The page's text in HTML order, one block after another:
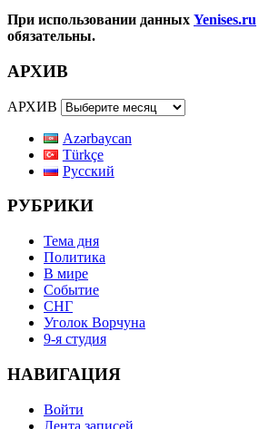
При использовании данных Yenises.ru
обязательны.
АРХИВ
АРХИВ
Azərbaycan
Türkçe
Русский
РУБРИКИ
Тема дня
Политика
В мире
Событие
СНГ
Уголок Ворчуна
9-я студия
НАВИГАЦИЯ
Войти
Лента записей